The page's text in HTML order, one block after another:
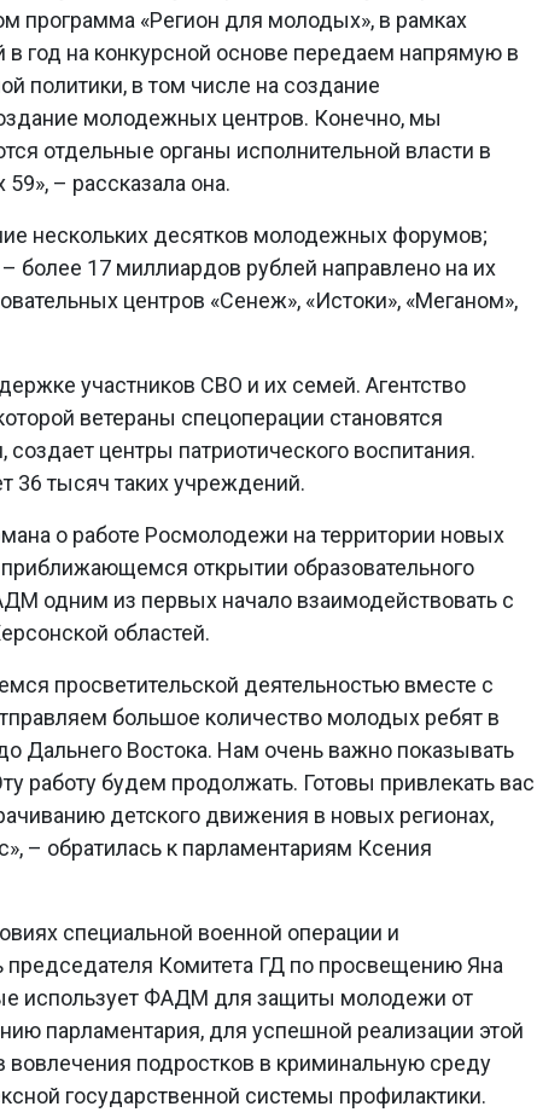
программа «Регион для молодых», в рамках
год на конкурсной основе передаем напрямую в
политики, в том числе на создание
молодежных центров. Конечно, мы
отдельные органы исполнительной власти в
– рассказала она.
нескольких десятков молодежных форумов;
более 17 миллиардов рублей направлено на их
центров «Сенеж», «Истоки», «Меганом»,
участников СВО и их семей. Агентство
ветераны спецоперации становятся
центры патриотического воспитания.
36 тысяч таких учреждений.
о работе Росмолодежи на территории новых
открытии образовательного
одним из первых начало взаимодействовать с
областей.
просветительской деятельностью вместе с
большое количество молодых ребят в
Дальнего Востока. Нам очень важно показывать
работу будем продолжать. Готовы привлекать вас
детского движения в новых регионах,
– обратилась к парламентариям Ксения
специальной военной операции и
Комитета ГД по просвещению Яна
использует ФАДМ для защиты молодежи от
парламентария, для успешной реализации этой
подростков в криминальную среду
государственной системы профилактики.